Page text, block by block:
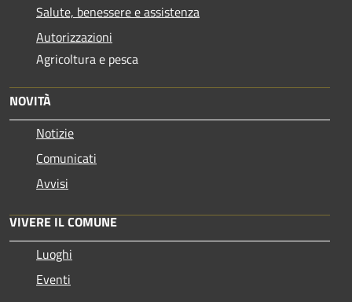
Salute, benessere e assistenza
Autorizzazioni
Agricoltura e pesca
NOVITÀ
Notizie
Comunicati
Avvisi
VIVERE IL COMUNE
Luoghi
Eventi